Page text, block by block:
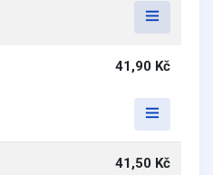
41,90 Kč
41,50 Kč